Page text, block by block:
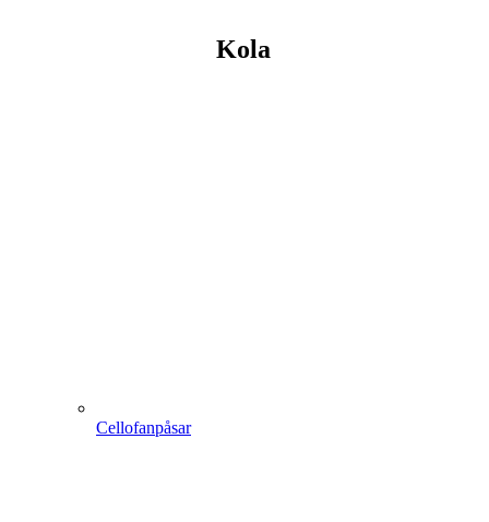
Kola
Cellofanpåsar